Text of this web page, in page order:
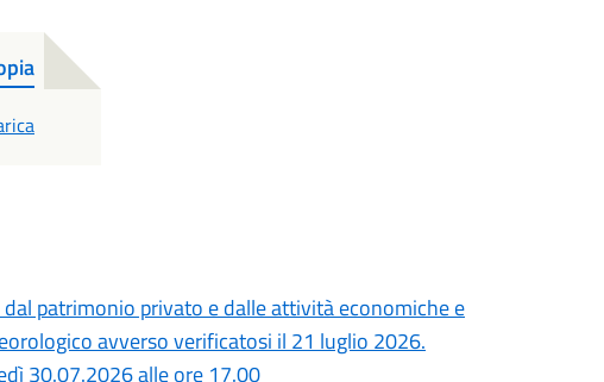
dal patrimonio privato e dalle attività economiche e
avverso verificatosi il 21 luglio 2026.
30.07.2026 alle ore 17.00